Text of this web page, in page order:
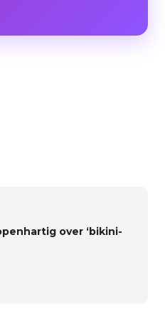
over ‘bikini-